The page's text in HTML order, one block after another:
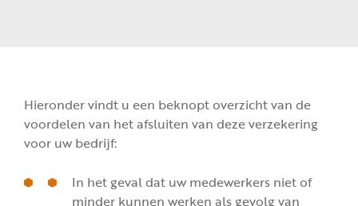
Hieronder vindt u een beknopt overzicht van de
voordelen van het afsluiten van deze verzekering
voor uw bedrijf:
In het geval dat uw medewerkers niet of
minder kunnen werken als gevolg van